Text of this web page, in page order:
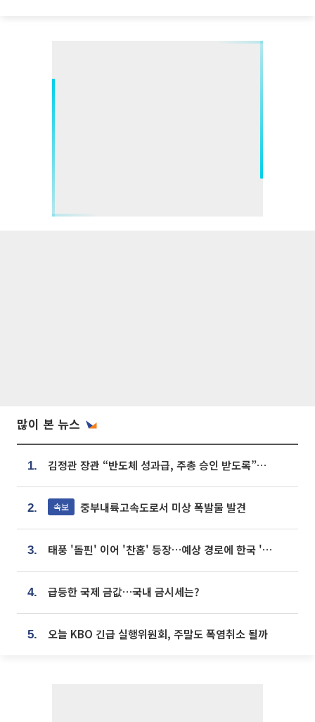
많이 본 뉴스
1. 김정관 장관 “반도체 성과급, 주총 승인 받도록”…상법·자본시장법 개정 시사
2. 속보 중부내륙고속도로서 미상 폭발물 발견
3. 태풍 '돌핀' 이어 '찬홈' 등장…예상 경로에 한국 '한숨'
4. 급등한 국제 금값…국내 금시세는?
5. 오늘 KBO 긴급 실행위원회, 주말도 폭염취소 될까